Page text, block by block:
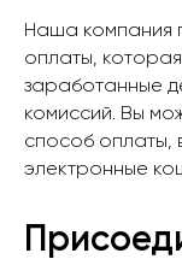
Наша компания
оплаты,
заработанные
комиссий. Вы
способ оплаты,
электронные